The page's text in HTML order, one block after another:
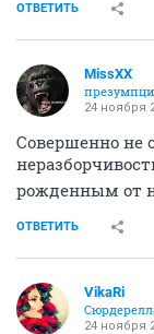
ОТВЕТИТЬ
MissXX
24 ноября
Совершенно не
рожденным от
ОТВЕТИТЬ
VikaRi
24 ноября